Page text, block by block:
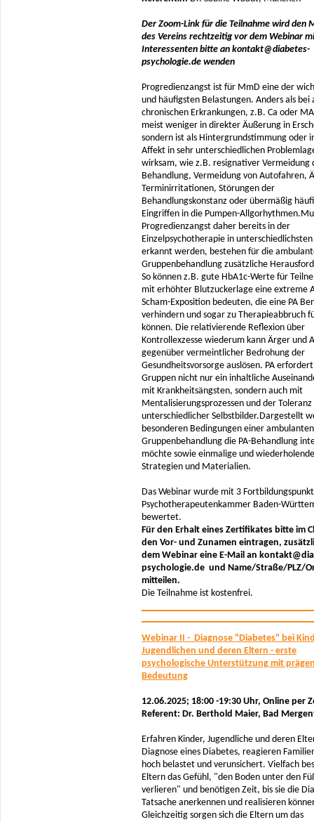
Der Zoom-Link für die Teilnahme wird den
des Vereins rechtzeitig vor dem Webinar
Interessenten bitte an kontakt@diabetes-
psychologie.de wenden
Progredienzangst ist für MmD eine der
und häufigsten Belastungen. Anders als bei
chronischen Erkrankungen, z.B. Ca oder
meist weniger in direkter Äußerung in
sondern ist als Hintergrundstimmung oder
Affekt in sehr unterschiedlichen
wirksam, wie z.B. resignativer Vermeidung
Behandlung, Vermeidung von Autofahren,
Terminirritationen, Störungen der
Behandlungskonstanz oder übermäßig
Eingriffen in die Pumpen-
Progredienzangst daher bereits in der
Einzelpsychotherapie in
erkannt werden, bestehen für die
Gruppenbehandlung zusätzliche
So können z.B. gute HbA1c-Werte für
mit erhöhter Blutzuckerlage eine extreme
Scham-Exposition bedeuten, die eine PA
verhindern und sogar zu Therapieabbruch
können. Die relativierende Reflexion über
Kontrollexzesse wiederum kann Ärger und
gegenüber vermeintlicher Bedrohung der
Gesundheitsvorsorge auslösen. PA
Gruppen nicht nur ein inhaltliche
mit Krankheitsängsten, sondern auch mit
Mentalisierungsprozessen und der Toleranz
unterschiedlicher Selbstbilder.Dargestellt
besonderen Bedingungen einer
Gruppenbehandlung die PA-Behandlung
möchte sowie einmalige und wiederholende
Strategien und Materialien.
Das Webinar wurde mit 3
Psychotherapeutenkammer Baden-
bewertet.
Für den Erhalt eines Zertifikates bitte im
den Vor- und Zunamen eintragen,
dem Webinar eine E-Mail an
psychologie.de und Name/Straße/PLZ/
mitteilen.
Die Teilnahme ist kostenfrei.
Webinar II - Diagnose "Diabetes" bei
Jugendlichen und deren Eltern - erste
psychologische Unterstützung mit
Bedeutung
12.06.2025; 18:00 -19:30 Uhr, Online per
Referent: Dr. Berthold Maier, Bad
Erfahren Kinder, Jugendliche und deren
Diagnose eines Diabetes, reagieren
hoch belastet und verunsichert. Vielfach
Eltern das Gefühl, "den Boden unter den
verlieren" und benötigen Zeit, bis sie die
Tatsache anerkennen und realisieren
Gleichzeitig sorgen sich die Eltern um das